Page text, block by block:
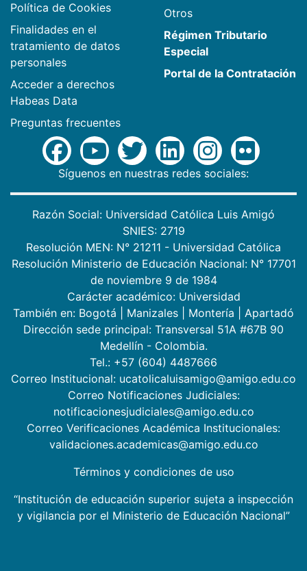
Política de Cookies
Finalidades en el
tratamiento de datos
personales
Acceder a derechos
Habeas Data
Preguntas frecuentes
Otros
Régimen Tributario
Especial
Portal de la Contratación
Síguenos en nuestras redes sociales:
Razón Social: Universidad Católica Luis Amigó
SNIES: 2719
Resolución MEN: N° 21211 - Universidad Católica
Resolución Ministerio de Educación Nacional: N° 17701
de noviembre 9 de 1984
Carácter académico: Universidad
También en: Bogotá Manizales Montería
Apartadó
Dirección sede principal: Transversal 51A #67B 90
Medellín - Colombia.
Tel.: +57 (604) 4487666
Correo Institucional: ucatolicaluisamigo@amigo.edu.co
Correo Notificaciones Judiciales:
notificacionesjudiciales@amigo.edu.co
Correo Verificaciones Académica Institucionales:
validaciones.academicas@amigo.edu.co
Términos y condiciones de uso
“Institución de educación superior sujeta a inspección
y vigilancia por el Ministerio de Educación Nacional”